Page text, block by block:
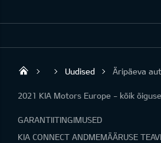
Rakvere Autotehnika
Uudised Äripäeva
2021 KIA Motors Europe - kõik
GARANTIITINGIMUSED
KIA CONNECT ANDMEMÄÄRUSE